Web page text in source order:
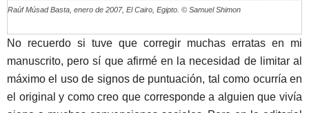
Raúf Músad Basta, enero de 2007, El Cairo, Egipto. © Samuel Shimon
No recuerdo si tuve que corregir muchas erratas en mi
manuscrito, pero sí que afirmé en la necesidad de limitar al
máximo el uso de signos de puntuación, tal como ocurría en
el original y como creo que corresponde a alguien que vivía